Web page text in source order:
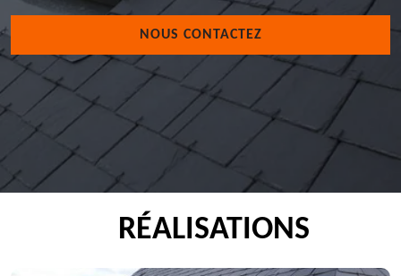
NOUS CONTACTEZ
RÉALISATIONS